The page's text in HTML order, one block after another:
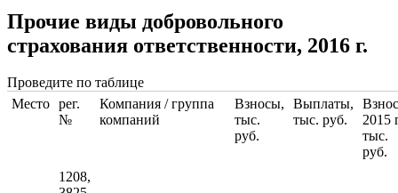
Прочие виды добровольного
страхования ответственности, 2016 г.
Проведите по таблице
Место рег.
№
Компания / группа
компаний
Взносы,
тыс.
руб.
Выплаты,
тыс. руб.
2015
тыс.
руб.
1208,